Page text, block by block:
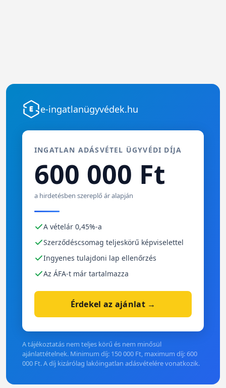
e-ingatlanügyvédek.hu
INGATLAN ADÁSVÉTEL ÜGYVÉDI DÍJA
600 000 Ft
a hirdetésben szereplő ár alapján
A vételár 0,45%-a
Szerződéscsomag teljeskörű képviselettel
Ingyenes tulajdoni lap ellenőrzés
Az ÁFA-t már tartalmazza
Érdekel az ajánlat →
A tájékoztatás nem teljes körű és nem minősül
ajánlattételnek. Minimum díj: 150 000 Ft, maximum díj: 600
000 Ft. A díj kizárólag lakóingatlan adásvételére vonatkozik.